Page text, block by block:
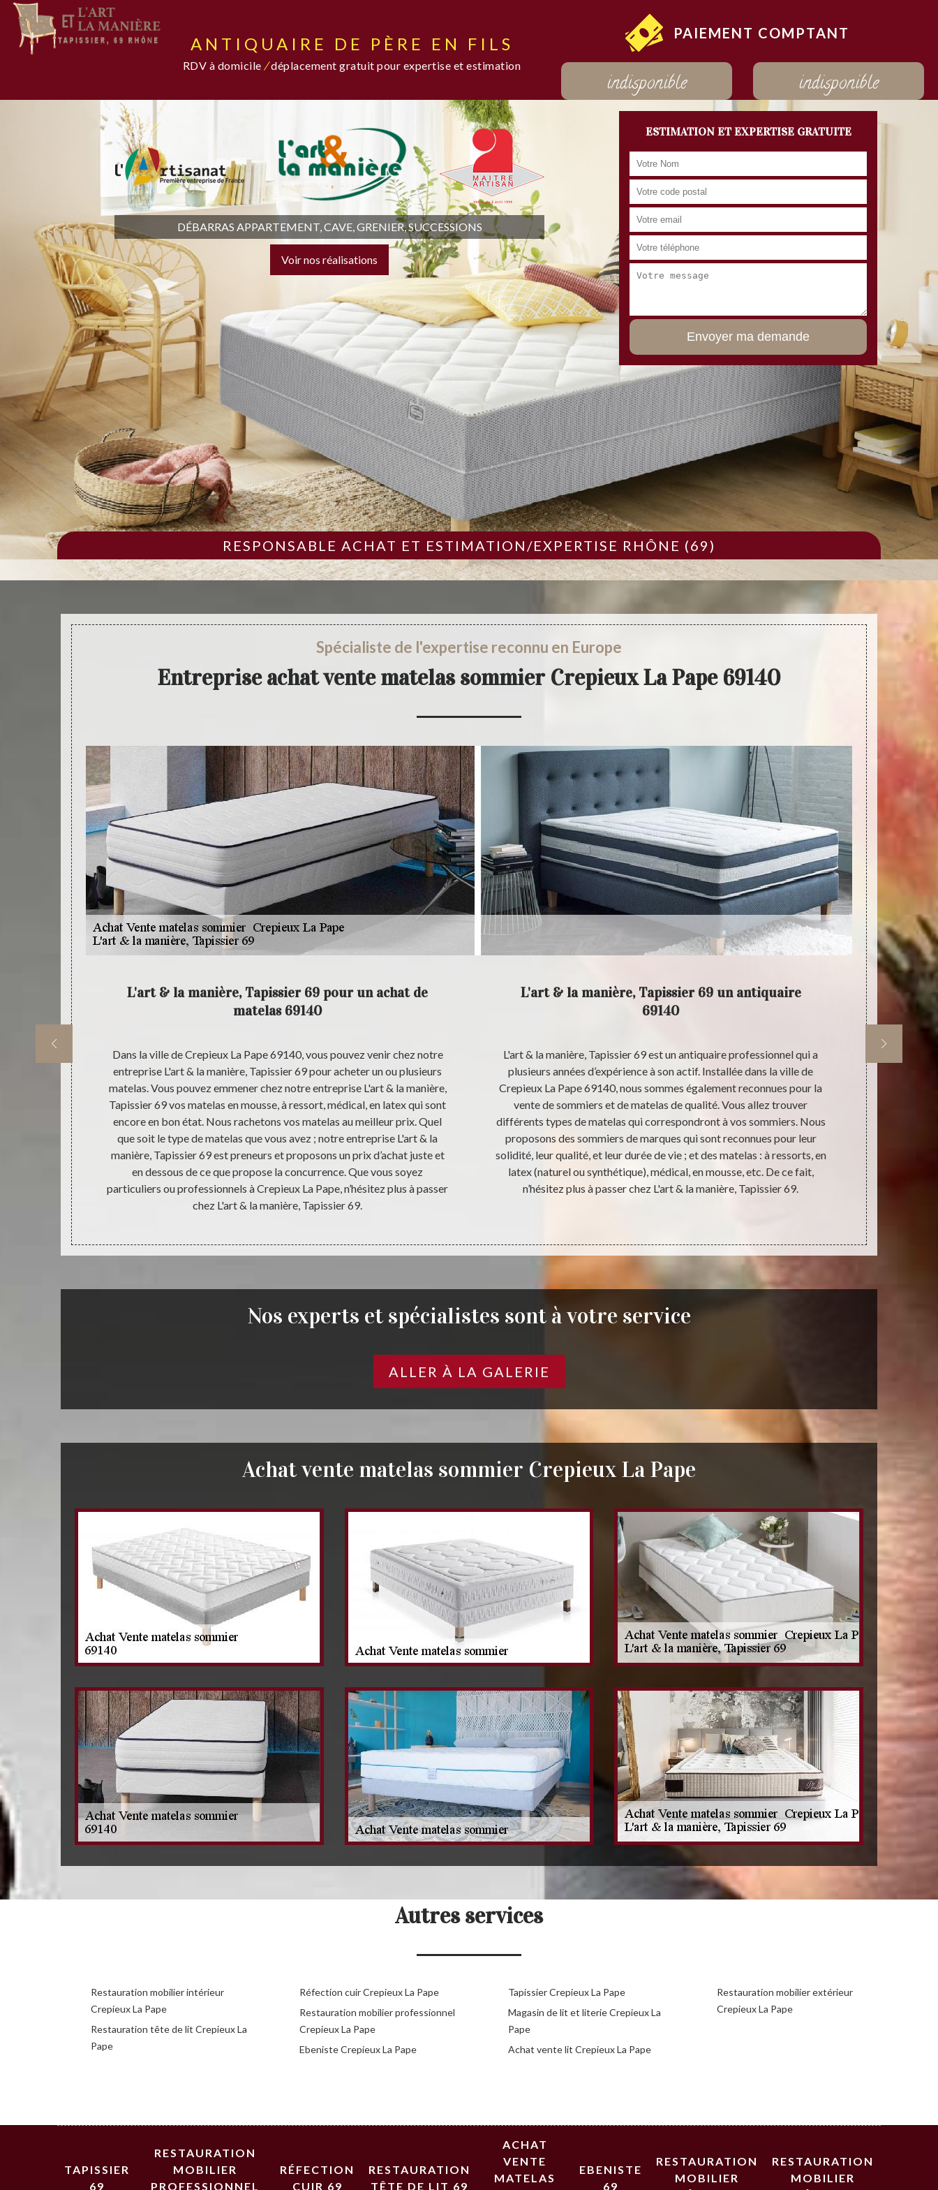
ANTIQUAIRE DE PÈRE EN FILS
RDV à domicile /déplacement gratuit pour expertise et estimation
PAIEMENT COMPTANT
indisponible indisponible
DÉBARRAS APPARTEMENT, CAVE, GRENIER, SUCCESSIONS
Voir nos réalisations
ESTIMATION ET EXPERTISE GRATUITE
RESPONSABLE ACHAT ET ESTIMATION/EXPERTISE RHÔNE (69)
Spécialiste de l'expertise reconnu en Europe
Entreprise achat vente matelas sommier Crepieux La Pape 69140
L'art & la manière, Tapissier 69 pour un achat de
matelas 69140
Dans la ville de Crepieux La Pape 69140, vous pouvez venir chez notre
entreprise L'art & la manière, Tapissier 69 pour acheter un ou plusieurs
matelas. Vous pouvez emmener chez notre entreprise L'art & la manière,
Tapissier 69 vos matelas en mousse, à ressort, médical, en latex qui sont
encore en bon état. Nous rachetons vos matelas au meilleur prix. Quel
que soit le type de matelas que vous avez ; notre entreprise L'art & la
manière, Tapissier 69 est preneurs et proposons un prix d’achat juste et
en dessous de ce que propose la concurrence. Que vous soyez
particuliers ou professionnels à Crepieux La Pape, n’hésitez plus à passer
chez L'art & la manière, Tapissier 69.
L'art & la manière, Tapissier 69 un antiquaire
69140
L'art & la manière, Tapissier 69 est un antiquaire professionnel qui a
plusieurs années d’expérience à son actif. Installée dans la ville de
Crepieux La Pape 69140, nous sommes également reconnues pour la
vente de sommiers et de matelas de qualité. Vous allez trouver
différents types de matelas qui correspondront à vos sommiers. Nous
proposons des sommiers de marques qui sont reconnues pour leur
solidité, leur qualité, et leur durée de vie ; et des matelas : à ressorts, en
latex (naturel ou synthétique), médical, en mousse, etc. De ce fait,
n’hésitez plus à passer chez L'art & la manière, Tapissier 69.
L'art &
Nos experts et spécialistes sont à votre service
ALLER À LA GALERIE
Achat vente matelas sommier Crepieux La Pape
Autres services
Restauration mobilier intérieur
Crepieux La Pape
Restauration tête de lit Crepieux La
Pape
Réfection cuir Crepieux La Pape
Restauration mobilier professionnel
Crepieux La Pape
Ebeniste Crepieux La Pape
Tapissier Crepieux La Pape
Magasin de lit et literie Crepieux La
Pape
Achat vente lit Crepieux La Pape
Restauration mobilier extérieur
Crepieux La Pape
TAPISSIER
69
RESTAURATION
MOBILIER
PROFESSIONNEL
RÉFECTION
CUIR 69
RESTAURATION
TÊTE DE LIT 69
ACHAT
VENTE
MATELAS
EBENISTE
69
RESTAURATION
MOBILIER
RESTAURATION
MOBILIER